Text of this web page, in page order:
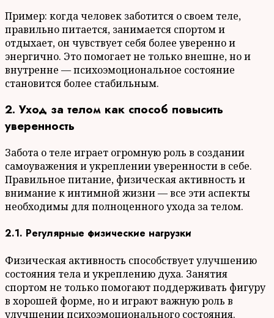
Пример: когда человек заботится о своем теле,
правильно питается, занимается спортом и
отдыхает, он чувствует себя более уверенно и
энергично. Это помогает не только внешне, но и
внутренне — психоэмоциональное состояние
становится более стабильным.
2. Уход за телом как способ повысить
уверенность
Забота о теле играет огромную роль в создании
самоуважения и укреплении уверенности в себе.
Правильное питание, физическая активность и
внимание к интимной жизни — все эти аспекты
необходимы для полноценного ухода за телом.
2.1. Регулярные физические нагрузки
Физическая активность способствует улучшению
состояния тела и укреплению духа. Занятия
спортом не только помогают поддерживать фигуру
в хорошей форме, но и играют важную роль в
улучшении психоэмоционального состояния.